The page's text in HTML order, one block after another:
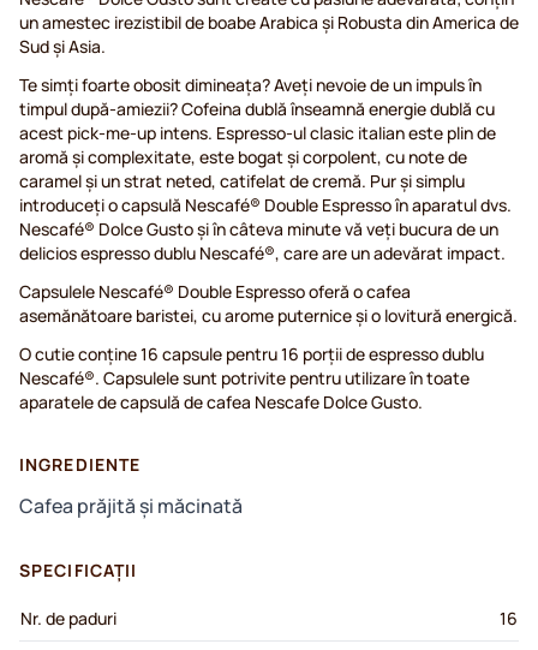
un amestec irezistibil de boabe Arabica și Robusta din America de
Sud și Asia.
Te simți foarte obosit dimineața? Aveți nevoie de un impuls în
timpul după-amiezii? Cofeina dublă înseamnă energie dublă cu
acest pick-me-up intens. Espresso-ul clasic italian este plin de
aromă și complexitate, este bogat și corpolent, cu note de
caramel și un strat neted, catifelat de cremă. Pur și simplu
introduceți o capsulă Nescafé® Double Espresso în aparatul dvs.
Nescafé® Dolce Gusto și în câteva minute vă veți bucura de un
delicios espresso dublu Nescafé®, care are un adevărat impact.
Capsulele Nescafé® Double Espresso oferă o cafea
asemănătoare baristei, cu arome puternice și o lovitură energică.
O cutie conține 16 capsule pentru 16 porții de espresso dublu
Nescafé®. Capsulele sunt potrivite pentru utilizare în toate
aparatele de capsulă de cafea Nescafe Dolce Gusto.
INGREDIENTE
Cafea prăjită și măcinată
SPECIFICAȚII
Nr. de paduri
16